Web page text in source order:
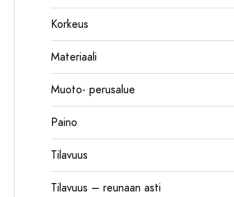
Korkeus
Materiaali
Muoto- perusalue
Paino
Tilavuus
Tilavuus – reunaan asti